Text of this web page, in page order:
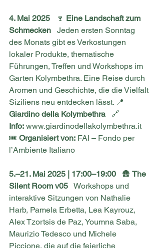
4. Mai 2025 🍷 Eine Landschaft zum
Schmecken Jeden ersten Sonntag
des Monats gibt es Verkostungen
lokaler Produkte, thematische
Führungen, Treffen und Workshops im
Garten Kolymbethra. Eine Reise durch
Aromen und Geschichte, die die Vielfalt
Siziliens neu entdecken lässt. 📍
Giardino della Kolymbethra 🔗
Info: www.giardinodellakolymbethra.it
🎟 Organisiert von: FAI – Fondo per
l’Ambiente Italiano
5.–21. Mai 2025 | 17:00–19:00 🛖 The
Silent Room v05 Workshops und
interaktive Sitzungen von Nathalie
Harb, Pamela Erbetta, Lea Kayrouz,
Alex Tzortsis de Paz, Youmna Saba,
Maurizio Tedesco und Michele
Piccione, die auf die feierliche